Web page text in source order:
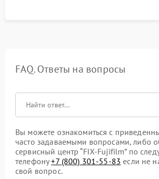
FAQ. Ответы на вопросы
Вы можете ознакомиться с
часто задаваемыми вопросами, либо
сервисный центр “FIX-Fujifilm” по
телефону+7 (800) 301-55-83 если не
свой вопрос.